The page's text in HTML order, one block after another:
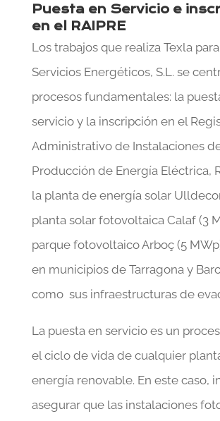
Puesta en Servicio e
en el RAIPRE
Los trabajos que realiza Texla
Servicios Energéticos, S.L. se
procesos fundamentales: la
servicio y la inscripción en el
Administrativo de Instalaciones
Producción de Energía Eléctrica,
la planta de energía solar
planta solar fotovoltaica Calaf (3
parque fotovoltaico Arboç (5
en municipios de Tarragona y
como sus infraestructuras de
La puesta en servicio es un
el ciclo de vida de cualquier
energía renovable. En este caso,
asegurar que las instalaciones